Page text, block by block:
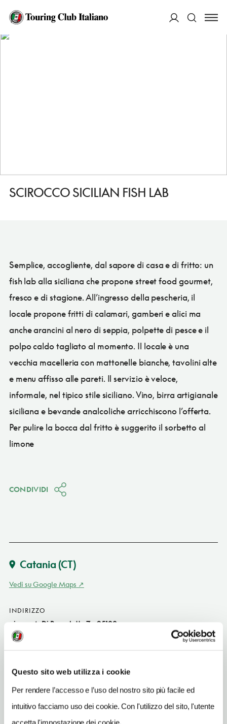
Questo sito web utilizza i cookie
Per rendere l’accesso e l’uso del nostro sito più facile ed
intuitivo facciamo uso dei cookie. Con l'utilizzo del sito, l'utente
accetta l'impostazione dei cookie.
HOME
SCIROCCO SICILIAN FISH LAB
SCIROCCO SICILIAN FISH LAB
Semplice, accogliente, dal sapore di casa e di fritto: un
fish lab alla siciliana che propone street food gourmet,
fresco e di stagione. All’ingresso della pescheria, il
locale propone fritti di calamari, gamberi e alici ma
anche arancini al nero di seppia, polpette di pesce e il
polpo caldo tagliato al momento. Il locale è una
vecchia macelleria con mattonelle bianche, tavolini alte
e menu affisso alle pareti. Il servizio è veloce,
informale, nel tipico stile siciliano. Vino, birra artigianale
siciliana e bevande analcoliche arricchiscono l’offerta.
Per pulire la bocca dal fritto è suggerito il sorbetto al
limone
CONDIVIDI
Catania (CT)
Vedi su Google Maps
INDIRIZZO
piazza A. Di Benedetto 7 - 95100
Catania (CT)
SITO WEB